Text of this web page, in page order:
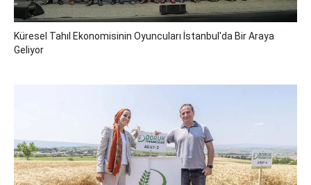
Küresel Tahıl Ekonomisinin Oyuncuları İstanbul'da Bir Araya
Geliyor